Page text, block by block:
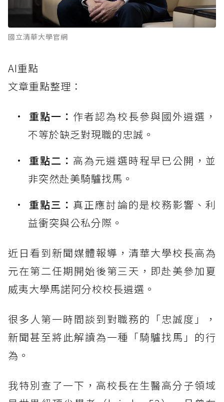
國立清華大學官網
AI重點
文章重點整理：
重點一： 作者認為校長參與國外遴選，
不等於缺乏對現職的忠誠。
重點二： 高為元遴選時程早已公開，並
非突然赴美騎驢找馬。
重點三： 真正應討論的是校務影響、利
益衝突與公私分際。
近日看到新聞媒體報導，清華大學校長高為
元在第二任期開始後第三天，即赴美參加夏
威夷大學馬諾阿分校校長遴選。
很多人第一時間談到對職務的「忠誠度」，
新聞甚至將此解讀為一種「騎驢找馬」的行
為。
我特別查了一下，高校長在生醫高分子領域